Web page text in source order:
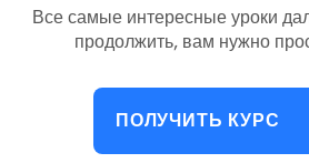
Все самые интересные уроки
продолжить, вам нужно
ПОЛУЧИТЬ КУРС